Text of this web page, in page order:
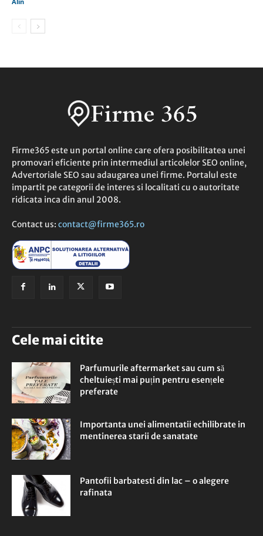
Firme365 este un portal online care ofera posibilitatea unei
promovari eficiente prin intermediul articolelor SEO online,
Advertoriale SEO sau adaugarea unei firme. Portalul este
impartit pe categorii de interes si localitati cu o autoritate
ridicata inca din anul 2008.
Contact us: contact@firme365.ro
Cele mai citite
Parfumurile aftermarket sau cum să
cheltuiești mai puțin pentru esențele
preferate
Importanta unei alimentatii echilibrate in
mentinerea starii de sanatate
Pantofii barbatesti din lac – o alegere
rafinata